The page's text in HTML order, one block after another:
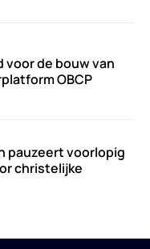
de bouw van
OBCP
pauzeert voorlopig
christelijke